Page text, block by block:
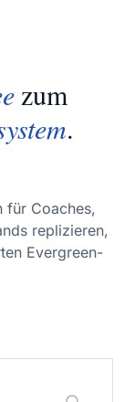
zum
.
für Coaches,
replizieren,
Evergreen-